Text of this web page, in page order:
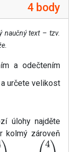
4 body
naučný text – tzv.
a odečtením
a určete velikost
úlohy najděte
kolmý zároveň